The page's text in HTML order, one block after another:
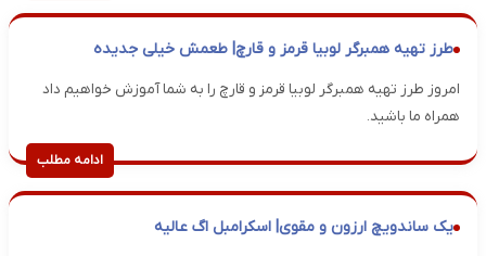
طرز تهیه همبرگر لوبیا قرمز و قارچ| طعمش خیلی جدیده
امروز طرز تهیه همبرگر لوبیا قرمز و قارچ را به شما آموزش خواهیم داد
همراه ما باشید.
ادامه مطلب
یک ساندویچ ارزون و مقوی| اسکرامبل اگ عالیه